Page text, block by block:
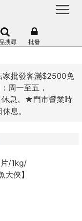
家批發客滿$2500免
周一至五，
息。★門市營業時
息。
搜尋 批發